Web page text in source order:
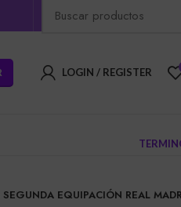
LOGIN / REGISTER
EQUIPACIÓN REAL